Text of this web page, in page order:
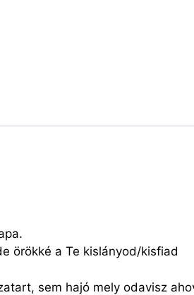
örökké a Te kislányod/kisfiad
sem hajó mely odavisz